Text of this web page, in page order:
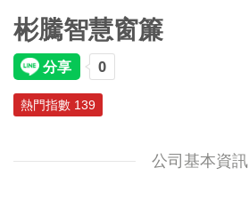
彬騰智慧窗簾
熱門指數 139
公司基本資訊